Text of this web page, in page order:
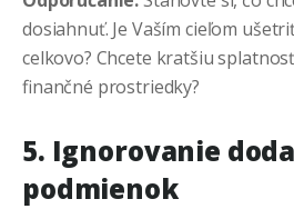
dosiahnuť. Je Vaším cieľom
celkovo? Chcete kratšiu
finančné prostriedky?
5. Ignorovanie
podmienok